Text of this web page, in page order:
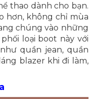
thao dành cho bạn.
hơn, không chỉ mùa
chúng vào những
loại boot này với
quần jean, quần
blazer khi đi làm,